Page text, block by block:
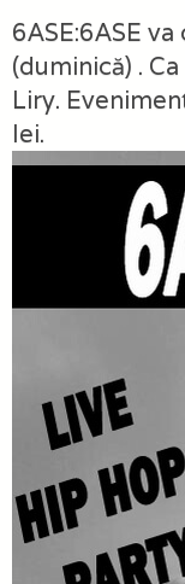
6ASE:6ASE
(duminică) .
Liry.
lei.